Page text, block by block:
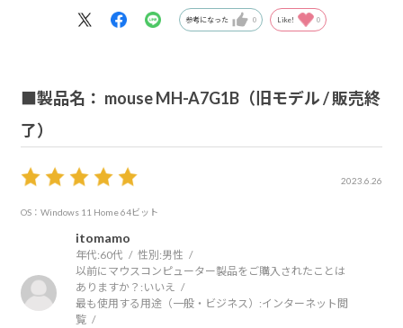
参考になった 0 Like! 0
■製品名： mouse MH-A7G1B（旧モデル / 販売終
了）
2023.6.26
OS：Windows 11 Home 64ビット
itomamo
年代:60代 性別:男性
以前にマウスコンピューター製品をご購入されたことは
ありますか？: いいえ
最も使用する用途（一般・ビジネス）:インターネット閲
覧